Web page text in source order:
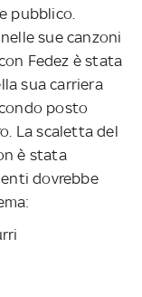
pubblico.
sue canzoni
Fedez è stata
sua carriera
posto
La scaletta del
è stata
dovrebbe